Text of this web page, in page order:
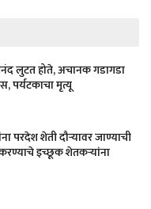
लुटत होते, अचानक गडागडा
पर्यटकाचा मृत्यू
परदेश शेती दौऱ्यावर जाण्याची
इच्छूक शेतकऱ्यांना